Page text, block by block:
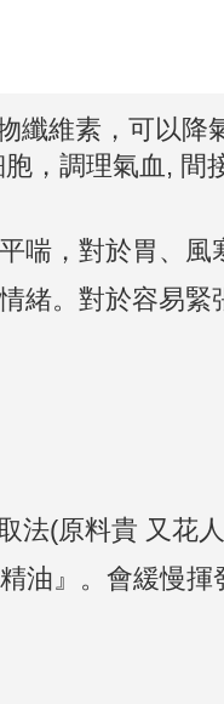
纖維素，可以降
，調理氣血, 間
，對於胃、風
緒。對於容易緊
(原料貴 又花人
油』。會緩慢